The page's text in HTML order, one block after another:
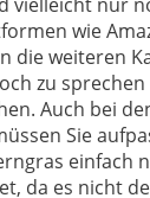
wie
die weiteren
zu
Auch bei
Sie
einfach
da es nicht